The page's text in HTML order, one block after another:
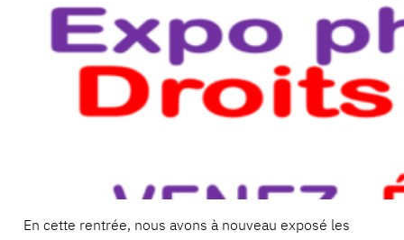
En cette rentrée, nous avons à nouveau exposé les